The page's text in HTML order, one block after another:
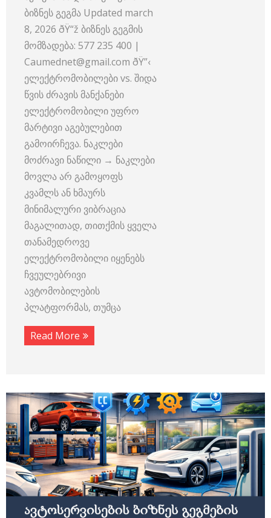
ბიზნეს გეგმა Updated march
8, 2026 ðŸ“ž ბიზნეს გეგმის
მომზადება: 577 235 400 |
Caumednet@gmail.com ðŸ”‹
ელექტრომობილები vs. შიდა
წვის ძრავის მანქანები
ელექტრომობილი უფრო
მარტივი აგებულებით
გამოირჩევა. ნაკლები
მოძრავი ნაწილი → ნაკლები
მოვლა არ გამოყოფს
კვამლს ან ხმაურს
მინიმალური ვიბრაცია
მაგალითად, თითქმის ყველა
თანამედროვე
ელექტრომობილი იყენებს
ჩვეულებრივი
ავტომობილების
პლატფორმას, თუმცა
Read More